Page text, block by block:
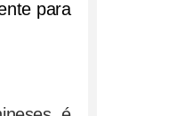
para